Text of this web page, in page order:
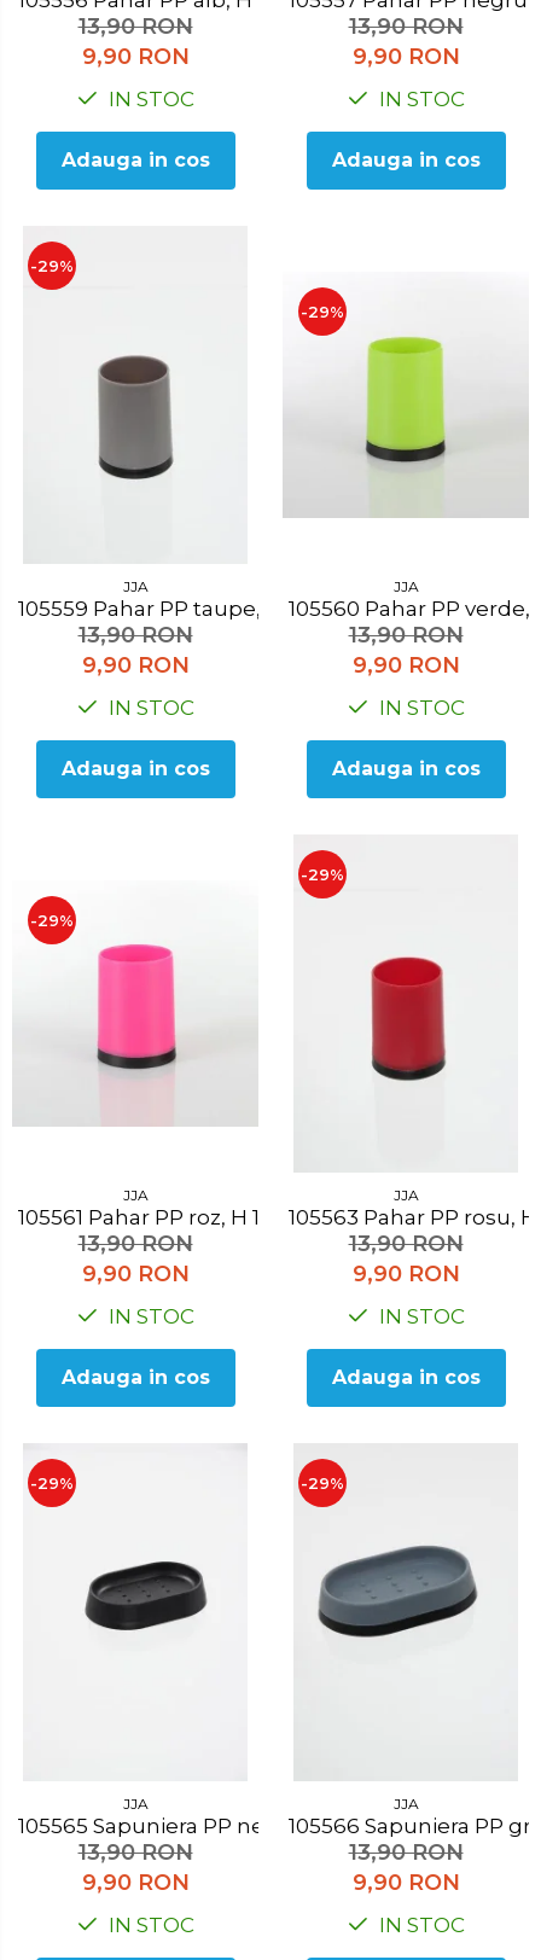
13,90 RON
9,90 RON
IN STOC
Adauga in cos
13,90 RON
9,90 RON
IN STOC
Adauga in cos
-29%
JJA
105559 Pahar PP taupe, H 10.3 cm
13,90 RON
9,90 RON
IN STOC
Adauga in cos
-29%
JJA
105560 Pahar PP
13,90 RON
9,90 RON
IN STOC
Adauga in cos
-29%
JJA
105561 Pahar PP roz, H 10.3 cm
13,90 RON
9,90 RON
IN STOC
Adauga in cos
-29%
JJA
105563 Pahar PP
13,90 RON
9,90 RON
IN STOC
Adauga in cos
-29%
JJA
105565 Sapuniera PP negru
13,90 RON
9,90 RON
IN STOC
-29%
JJA
105566 Sapuniera PP gri
13,90 RON
9,90 RON
IN STOC